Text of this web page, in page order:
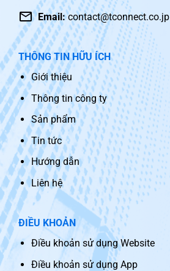
Email: contact@tconnect.co.jp
THÔNG TIN HỮU ÍCH
Giới thiệu
Thông tin công ty
Sản phẩm
Tin tức
Hướng dẫn
Liên hệ
ĐIỀU KHOẢN
Điều khoản sử dụng Website
Điều khoản sử dụng App